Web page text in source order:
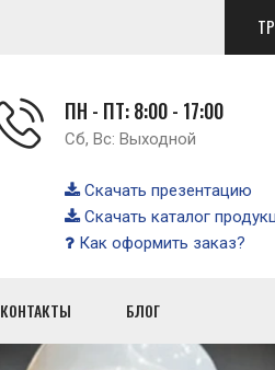
ПН - ПТ: 8:00 - 17:00
Сб, Вс: Выходной
Скачать презентацию
Скачать каталог
Как оформить заказ?
КОНТАКТЫ БЛОГ